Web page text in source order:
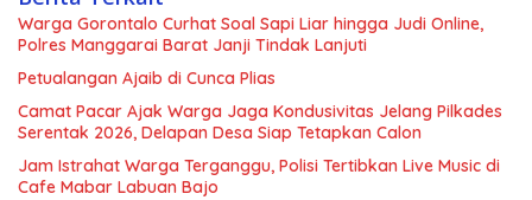
Warga Gorontalo Curhat Soal Sapi Liar hingga Judi Online,
Polres Manggarai Barat Janji Tindak Lanjuti
Petualangan Ajaib di Cunca Plias
Camat Pacar Ajak Warga Jaga Kondusivitas Jelang Pilkades
Serentak 2026, Delapan Desa Siap Tetapkan Calon
Jam Istrahat Warga Terganggu, Polisi Tertibkan Live Music di
Cafe Mabar Labuan Bajo